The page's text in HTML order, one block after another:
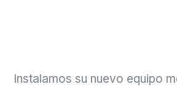
Instalamos su nuevo equipo